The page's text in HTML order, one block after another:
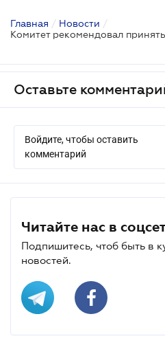
Главная / Новости /
Оставьте
Войдите, чтобы оставить
комментарий
Читайте нас в
Подпишитесь, чтоб быть в
новостей.